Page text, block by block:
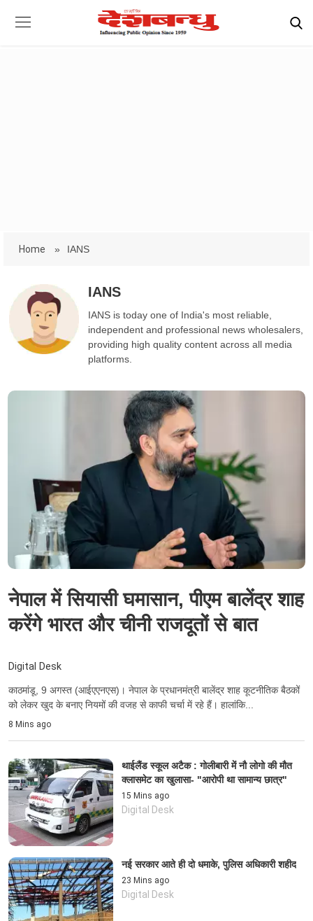
Home » IANS
IANS
IANS is today one of India's most reliable,
independent and professional news wholesalers,
providing high quality content across all media
platforms.
नेपाल में सियासी घमासान, पीएम बालेंद्र शाह
करेंगे भारत और चीनी राजदूतों से बात
Digital Desk
काठमांडू, 9 अगस्त (आईएएनएस)। नेपाल के प्रधानमंत्री बालेंद्र शाह कूटनीतिक बैठकों
को लेकर खुद के बनाए नियमों की वजह से काफी चर्चा में रहे हैं। हालांकि...
8 Mins ago
थाईलैंड स्कूल अटैक : गोलीबारी में नौ लोगो की मौत
क्लासमेट का खुलासा- "आरोपी था सामान्य छात्र"
15 Mins ago
Digital Desk
नई सरकार आते ही दो धमाके, पुलिस अधिकारी शहीद
23 Mins ago
Digital Desk